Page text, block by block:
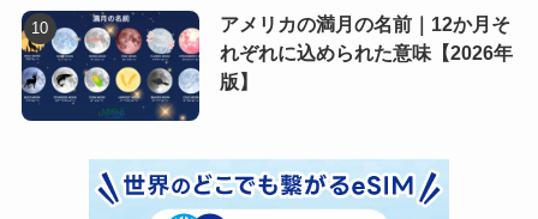
アメリカの満月の名前｜12か月そ
れぞれに込められた意味【2026年
版】